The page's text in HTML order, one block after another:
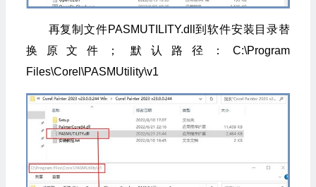
再复制文件PASMUTILITY.dll到软件安装目录替
换原文件； 默认路径：C:\Program
Files\Corel\PASMUtility\v1